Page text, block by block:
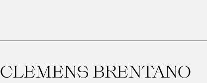
CLEMENS BRENTANO